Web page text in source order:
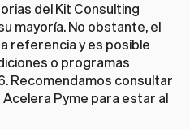
del Kit Consulting
mayoría. No obstante, el
referencia y es posible
o programas
Recomendamos consultar
Acelera Pyme para estar al